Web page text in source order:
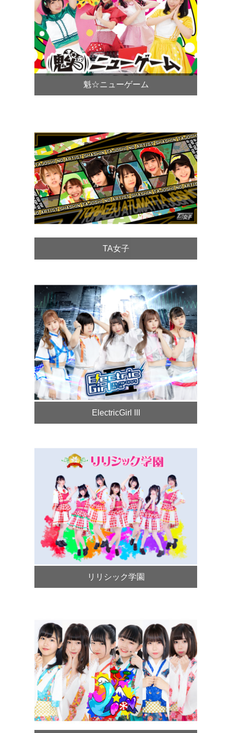
魁☆ニューゲーム
TA女子
ElectricGirl III
リリシック学園